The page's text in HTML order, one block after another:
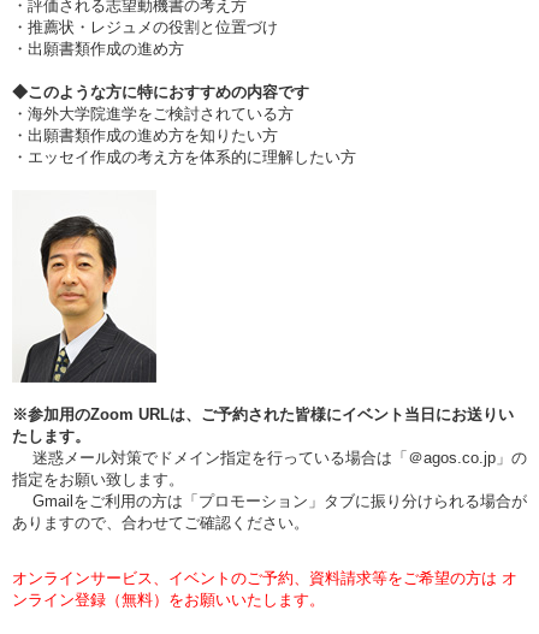
・評価される志望動機書の考え方
・推薦状・レジュメの役割と位置づけ
・出願書類作成の進め方
◆このような方に特におすすめの内容です
・海外大学院進学をご検討されている方
・出願書類作成の進め方を知りたい方
・エッセイ作成の考え方を体系的に理解したい方
※参加用のZoom URLは、ご予約された皆様にイベント当日にお送りい
たします。
迷惑メール対策でドメイン指定を行っている場合は「＠agos.co.jp」の
指定をお願い致します。
Gmailをご利用の方は「プロモーション」タブに振り分けられる場合が
ありますので、合わせてご確認ください。
オンラインサービス、イベントのご予約、資料請求等をご希望の方は オ
ンライン登録（無料）をお願いいたします。